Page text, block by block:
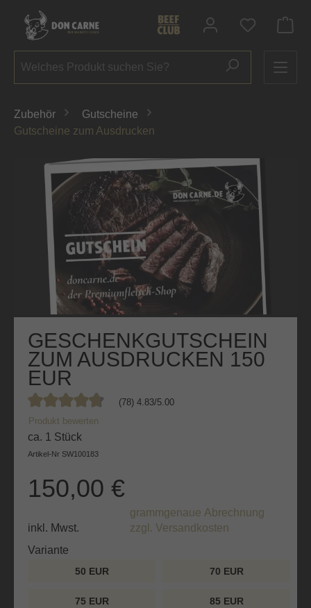
springen
Du hast 0
Zubehör
Gutscheine
Gutscheine zum Ausdrucken
Bildergalerie überspringen
GESCHENKGUTSCHEIN
ZUM AUSDRUCKEN 150
EUR
Durchschnittliche Bewertung von 4.8 von 5 Sternen
(78) 4.83/5.00
Produkt bewerten
ca. 1 Stück
Artikel-Nr SW100183
150,00 €
grammgenaue Abrechnung
inkl. Mwst.
zzgl. Versandkosten
Variante
50 EUR 70 EUR
75 EUR 85 EUR